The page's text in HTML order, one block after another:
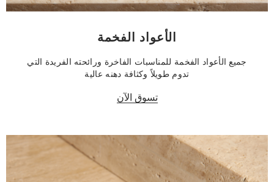
الأعواد الفخمة
جميع الأعواد الفخمة للمناسبات الفاخرة ورائحته الفريدة التي
تدوم طويلاً وكثافة دهنه عالية
تسوق الآن